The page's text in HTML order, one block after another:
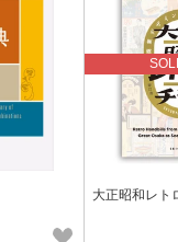
大正昭和レト